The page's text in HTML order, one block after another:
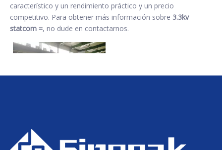
característico y un rendimiento práctico y un precio
competitivo. Para obtener más información sobre 3.3kv
statcom =, no dude en contactarnos.
STATCOM refrigerado por
aire para horno cuchara